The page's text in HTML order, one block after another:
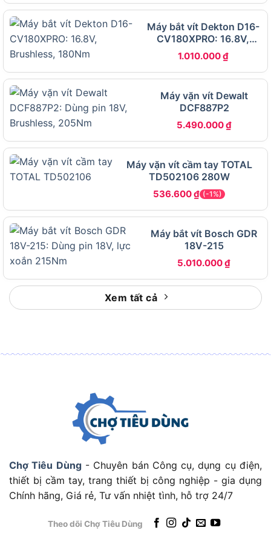
Dekton D16 VT55PRO có sử dụng động cơ không chổi
Điểm đáng chú ý của D16 VT55PRO là sự kết hợp
giữa motor brushless, lực siết 55Nm, 20 cấp
trượt và 2 cấp tốc độ trong một thân máy gọn.
Trong quá trình vặn vít, không phải lúc nào lực
càng lớn cũng càng tốt. Khi lắp tủ, bắt vít bản lề
đầu vít, lún vít hoặc nứt mép vật liệu. Vì vậy, 20
cấp trượt là chi tiết rất thực dụng: người dùng có
thể giảm lực cho vít nhỏ, tăng lực khi gặp vít dài
hoặc vật liệu cứng hơn.
So với động cơ chổi than truyền thống, động cơ
không chổi than thường được đánh giá cao ở khả
Khi đã thấy rõ điểm mạnh của máy, câu hỏi tiếp
theo là nên mua thân máy hay chọn bộ đầy đủ pin,
Nên chọn thân máy hay bộ kèm pin, sạc, túi
đựng?
Nếu đã có sẵn pin D16 tương thích, có thể chọn
thân máy để tiết kiệm chi phí. Nếu mua lần đầu,
nên ưu tiên bộ kèm pin, sạc và túi đựng để dùng
Máy bắt vít Dekton D16-
CV180XPRO: 16.8V,
Brushless, 180Nm
1.010.000₫
Máy vặn vít Dewalt
DCF887P2
5.490.000₫
Máy vặn vít cầm tay TOTAL
TD502106 280W
536.600₫ (-1%)
Máy bắt vít Bosch GDR
18V-215
5.010.000₫
Xem tất cả
Chợ Tiêu Dùng- Chuyên bán Công cụ, dụng cụ điện,
thiết bị cầm tay, trang thiết bị công nghiệp - gia dụng
Chính hãng, Giá rẻ, Tư vấn nhiệt tình, hỗ trợ 24/7
Theo dõi Chợ Tiêu Dùng